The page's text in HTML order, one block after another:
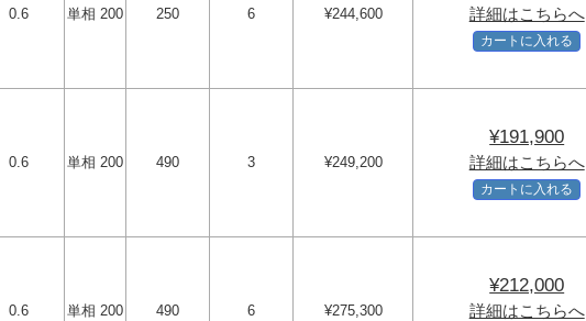
0.6 単相 200 250 6 ¥244,600 詳細はこちらへ
カートに入れる
0.6 単相 200 490 3 ¥249,200
¥191,900
詳細はこちらへ
カートに入れる
0.6 単相 200 490 6 ¥275,300
¥212,000
詳細はこちらへ